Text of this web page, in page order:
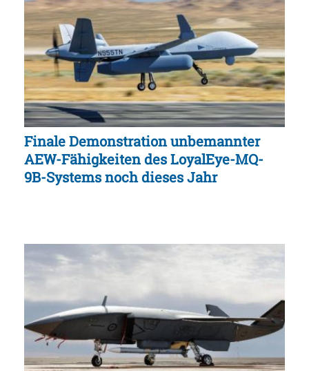
Finale Demonstration unbemannter
AEW-Fähigkeiten des LoyalEye-MQ-
9B-Systems noch dieses Jahr